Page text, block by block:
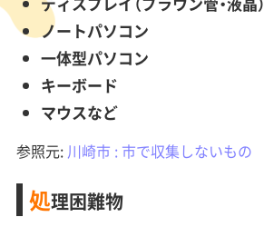
ノートパソコン
一体型パソコン
キーボード
マウスなど
参照元: 川崎市 : 市で収集しないもの
処理困難物